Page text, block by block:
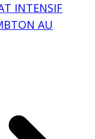
INTENSIF
AU